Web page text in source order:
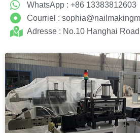
WhatsApp : +86 13383812603
Courriel :
Adresse : No.10 Hanghai